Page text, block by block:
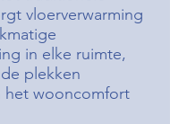
vloerverwarming
in elke ruimte,
plekken
het wooncomfort